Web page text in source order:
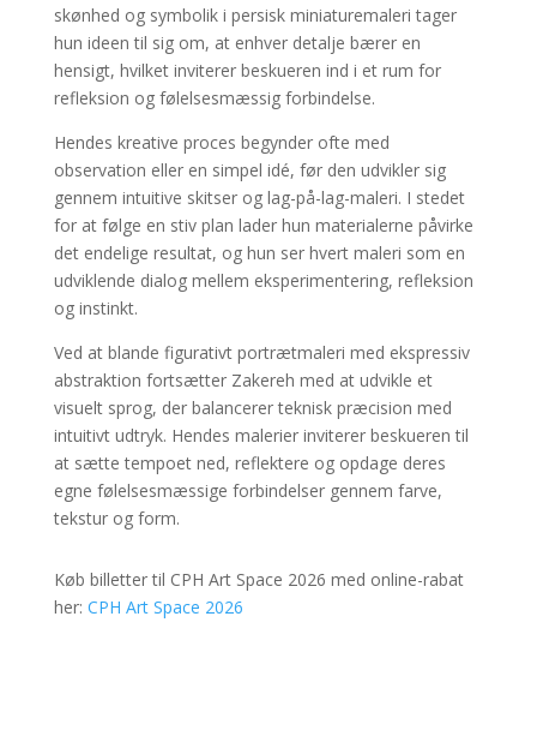
skønhed og symbolik i persisk miniaturemaleri tager
hun ideen til sig om, at enhver detalje bærer en
hensigt, hvilket inviterer beskueren ind i et rum for
refleksion og følelsesmæssig forbindelse.
Hendes kreative proces begynder ofte med
observation eller en simpel idé, før den udvikler sig
gennem intuitive skitser og lag-på-lag-maleri. I stedet
for at følge en stiv plan lader hun materialerne påvirke
det endelige resultat, og hun ser hvert maleri som en
udviklende dialog mellem eksperimentering, refleksion
og instinkt.
Ved at blande figurativt portrætmaleri med ekspressiv
abstraktion fortsætter Zakereh med at udvikle et
visuelt sprog, der balancerer teknisk præcision med
intuitivt udtryk. Hendes malerier inviterer beskueren til
at sætte tempoet ned, reflektere og opdage deres
egne følelsesmæssige forbindelser gennem farve,
tekstur og form.
Køb billetter til CPH Art Space 2026 med online-rabat
her: CPH Art Space 2026